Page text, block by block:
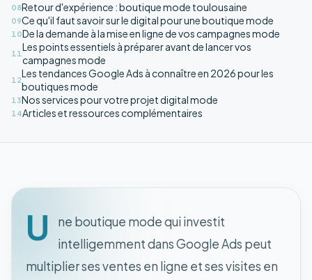
08Retour d'expérience : boutique mode toulousaine
09Ce qu'il faut savoir sur le digital pour une boutique mode
10De la demande à la mise en ligne de vos campagnes mode
11
Les points essentiels à préparer avant de lancer vos
campagnes mode
12
Les tendances Google Ads à connaître en 2026 pour les
boutiques mode
13Nos services pour votre projet digital mode
14Articles et ressources complémentaires
U
ne boutique mode qui investit
intelligemment dans Google Ads peut
multiplier ses ventes en ligne et ses visites en